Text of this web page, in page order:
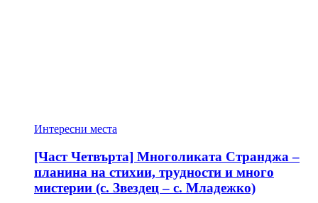
Интересни места
[Част Четвърта] Многоликата Странджа –
планина на стихии, трудности и много
мистерии (с. Звездец – с. Младежко)